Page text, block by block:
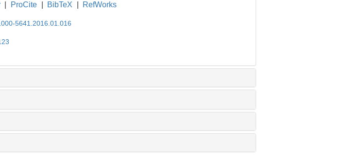
ProCite BibTeX RefWorks
5641.2016.01.016